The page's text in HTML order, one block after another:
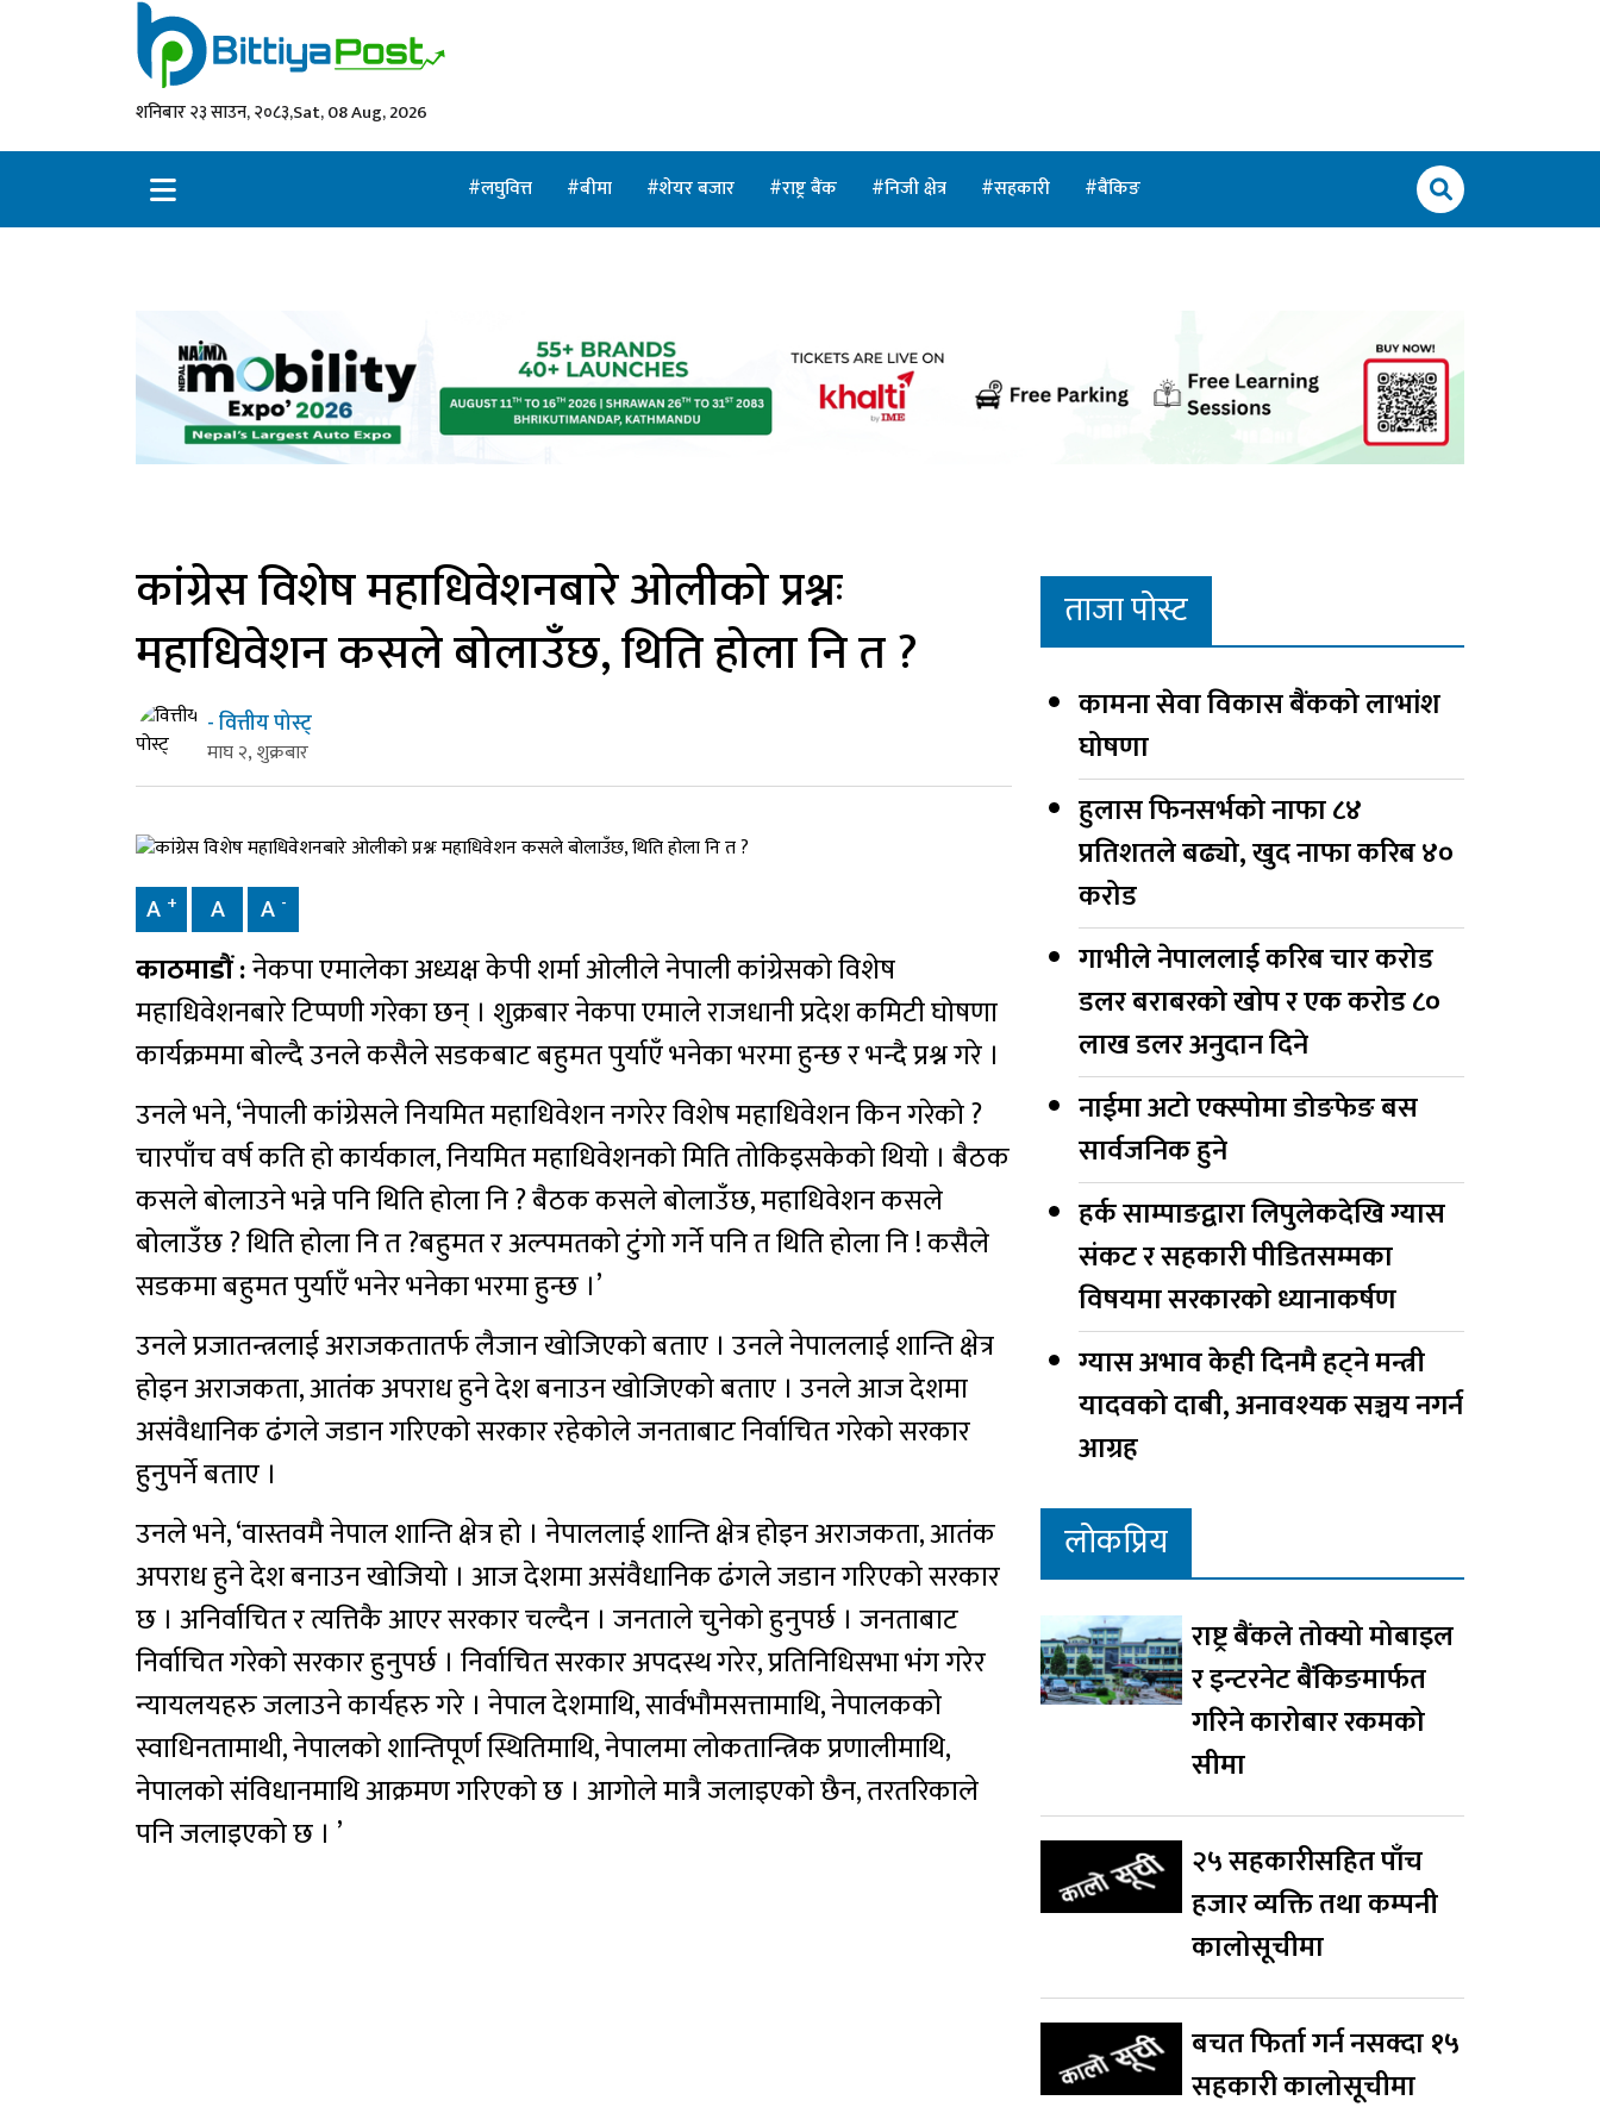
शनिबार २३ साउन, २०८३,Sat, 08 Aug, 2026
लघुवित्त बीमा शेयर बजार राष्ट्र बैंक निजी क्षेत्र सहकारी बैंकिङ
कांग्रेस विशेष महाधिवेशनबारे ओलीको प्रश्नः
महाधिवेशन कसले बोलाउँछ, थिति होला नि त ?
- वित्तीय पोस्ट्
माघ २, शुक्रबार
A + A A -
काठमाडौं :नेकपा एमालेका अध्यक्ष केपी शर्मा ओलीले नेपाली कांग्रेसको विशेष
महाधिवेशनबारे टिप्पणी गरेका छन् । शुक्रबार नेकपा एमाले राजधानी प्रदेश कमिटी घोषणा
कार्यक्रममा बोल्दै उनले कसैले सडकबाट बहुमत पुर्याएँ भनेका भरमा हुन्छ र भन्दै प्रश्न गरे ।
उनले भने, ‘नेपाली कांग्रेसले नियमित महाधिवेशन नगरेर विशेष महाधिवेशन किन गरेको ?
चारपाँच वर्ष कति हो कार्यकाल, नियमित महाधिवेशनको मिति तोकिइसकेको थियो । बैठक
कसले बोलाउने भन्ने पनि थिति होला नि ? बैठक कसले बोलाउँछ, महाधिवेशन कसले
बोलाउँछ ? थिति होला नि त ?बहुमत र अल्पमतको टुंगो गर्ने पनि त थिति होला नि ! कसैले
सडकमा बहुमत पुर्याएँ भनेर भनेका भरमा हुन्छ ।’
उनले प्रजातन्त्रलाई अराजकतातर्फ लैजान खोजिएको बताए । उनले नेपाललाई शान्ति क्षेत्र
होइन अराजकता, आतंक अपराध हुने देश बनाउन खोजिएको बताए । उनले आज देशमा
असंवैधानिक ढंगले जडान गरिएको सरकार रहेकोले जनताबाट निर्वाचित गरेको सरकार
हुनुपर्ने बताए ।
उनले भने, ‘वास्तवमै नेपाल शान्ति क्षेत्र हो । नेपाललाई शान्ति क्षेत्र होइन अराजकता, आतंक
अपराध हुने देश बनाउन खोजियो । आज देशमा असंवैधानिक ढंगले जडान गरिएको सरकार
छ । अनिर्वाचित र त्यत्तिकै आएर सरकार चल्दैन । जनताले चुनेको हुनुपर्छ । जनताबाट
निर्वाचित गरेको सरकार हुनुपर्छ । निर्वाचित सरकार अपदस्थ गरेर, प्रतिनिधिसभा भंग गरेर
न्यायलयहरु जलाउने कार्यहरु गरे । नेपाल देशमाथि, सार्वभौमसत्तामाथि, नेपालकको
स्वाधिनतामाथी, नेपालको शान्तिपूर्ण स्थितिमाथि, नेपालमा लोकतान्त्रिक प्रणालीमाथि,
नेपालको संविधानमाथि आक्रमण गरिएको छ । आगोले मात्रै जलाइएको छैन, तरतरिकाले
पनि जलाइएको छ । ’
ताजा पोस्ट
कामना सेवा विकास बैंकको लाभांश
घोषणा
हुलास फिनसर्भको नाफा ८४
प्रतिशतले बढ्यो, खुद नाफा करिब ४०
करोड
गाभीले नेपाललाई करिब चार करोड
डलर बराबरको खोप र एक करोड ८०
लाख डलर अनुदान दिने
नाईमा अटो एक्स्पोमा डोङफेङ बस
सार्वजनिक हुने
हर्क साम्पाङद्वारा लिपुलेकदेखि ग्यास
संकट र सहकारी पीडितसम्मका
विषयमा सरकारको ध्यानाकर्षण
ग्यास अभाव केही दिनमै हट्ने मन्त्री
यादवको दाबी, अनावश्यक सञ्चय नगर्न
आग्रह
लोकप्रिय
राष्ट्र बैंकले तोक्यो मोबाइल
र इन्टरनेट बैंकिङमार्फत
गरिने कारोबार रकमको
सीमा
२५ सहकारीसहित पाँच
हजार व्यक्ति तथा कम्पनी
कालोसूचीमा
बचत फिर्ता गर्न नसक्दा १५
सहकारी कालोसूचीमा